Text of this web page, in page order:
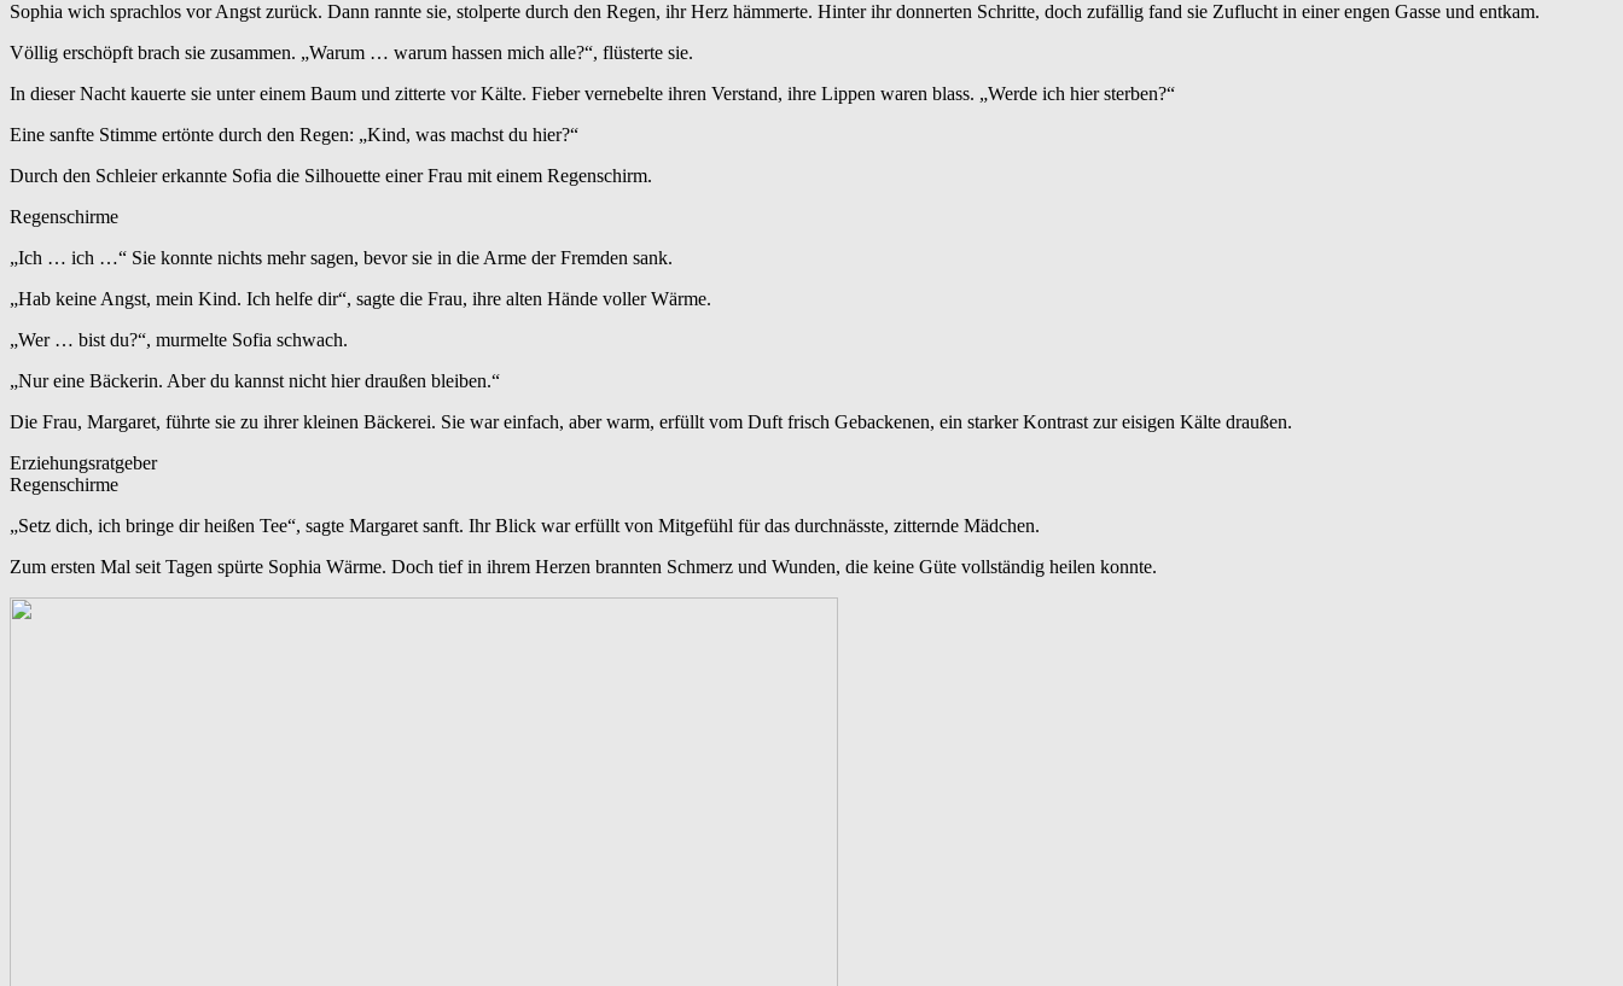
Sophia wich sprachlos vor Angst zurück. Dann rannte sie, stolperte durch den Regen, ihr Herz hämmerte. Hinter ihr donnerten Schritte, doch zufällig fand sie Zuflucht in einer engen Gasse und entkam.
Völlig erschöpft brach sie zusammen. „Warum … warum hassen mich alle?“, flüsterte sie.
In dieser Nacht kauerte sie unter einem Baum und zitterte vor Kälte. Fieber vernebelte ihren Verstand, ihre Lippen waren blass. „Werde ich hier sterben?“
Eine sanfte Stimme ertönte durch den Regen: „Kind, was machst du hier?“
Durch den Schleier erkannte Sofia die Silhouette einer Frau mit einem Regenschirm.
Regenschirme
„Ich … ich …“ Sie konnte nichts mehr sagen, bevor sie in die Arme der Fremden sank.
„Hab keine Angst, mein Kind. Ich helfe dir“, sagte die Frau, ihre alten Hände voller Wärme.
„Wer … bist du?“, murmelte Sofia schwach.
„Nur eine Bäckerin. Aber du kannst nicht hier draußen bleiben.“
Die Frau, Margaret, führte sie zu ihrer kleinen Bäckerei. Sie war einfach, aber warm, erfüllt vom Duft frisch Gebackenen, ein starker Kontrast zur eisigen Kälte draußen.
Erziehungsratgeber
Regenschirme
„Setz dich, ich bringe dir heißen Tee“, sagte Margaret sanft. Ihr Blick war erfüllt von Mitgefühl für das durchnässte, zitternde Mädchen.
Zum ersten Mal seit Tagen spürte Sophia Wärme. Doch tief in ihrem Herzen brannten Schmerz und Wunden, die keine Güte vollständig heilen konnte.